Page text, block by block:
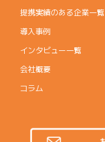
提携実績のある企業一覧
導入事例
インタビュー一覧
会社概要
コラム